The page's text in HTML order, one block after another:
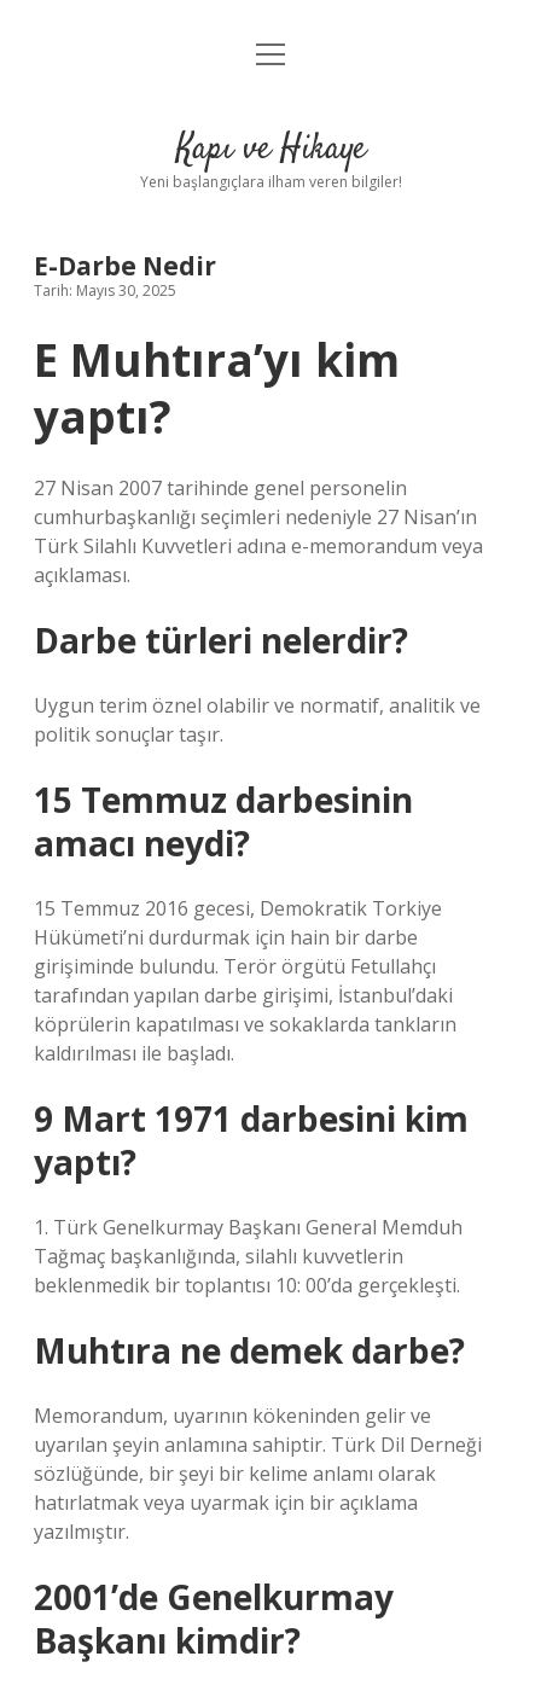
Anasayfa
Yasal Uyarı
menüyü
Kapı ve Hikaye
Yeni başlangıçlara ilham veren bilgiler!
E-Darbe Nedir
Tarih: Mayıs 30, 2025
E Muhtıra’yı kim
yaptı?
27 Nisan 2007 tarihinde genel personelin
cumhurbaşkanlığı seçimleri nedeniyle 27 Nisan’ın
Türk Silahlı Kuvvetleri adına e-memorandum veya
açıklaması.
Darbe türleri nelerdir?
Uygun terim öznel olabilir ve normatif, analitik ve
politik sonuçlar taşır.
15 Temmuz darbesinin
amacı neydi?
15 Temmuz 2016 gecesi, Demokratik Torkiye
Hükümeti’ni durdurmak için hain bir darbe
girişiminde bulundu. Terör örgütü Fetullahçı
tarafından yapılan darbe girişimi, İstanbul’daki
köprülerin kapatılması ve sokaklarda tankların
kaldırılması ile başladı.
9 Mart 1971 darbesini kim
yaptı?
1. Türk Genelkurmay Başkanı General Memduh
Tağmaç başkanlığında, silahlı kuvvetlerin
beklenmedik bir toplantısı 10: 00’da gerçekleşti.
Muhtıra ne demek darbe?
Memorandum, uyarının kökeninden gelir ve
uyarılan şeyin anlamına sahiptir. Türk Dil Derneği
sözlüğünde, bir şeyi bir kelime anlamı olarak
hatırlatmak veya uyarmak için bir açıklama
yazılmıştır.
2001’de Genelkurmay
Başkanı kimdir?